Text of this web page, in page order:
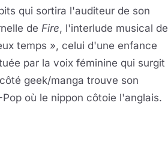
qui sortira l'auditeur de son
de Fire, l'interlude musical de
temps », celui d'une enfance
par la voix féminine qui surgit
geek/manga trouve son
où le nippon côtoie l'anglais.